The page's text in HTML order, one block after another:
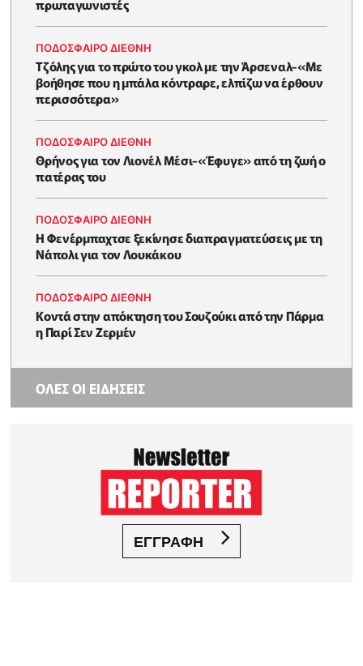
πρωταγωνιστές
ΠΟΔΟΣΦΑΙΡΟ ΔΙΕΘΝΗ
Τζόλης για το πρώτο του γκολ με την Άρσεναλ-«Με
βοήθησε που η μπάλα κόντραρε, ελπίζω να έρθουν
περισσότερα»
ΠΟΔΟΣΦΑΙΡΟ ΔΙΕΘΝΗ
Θρήνος για τον Λιονέλ Μέσι-«Έφυγε» από τη ζωή ο
πατέρας του
ΠΟΔΟΣΦΑΙΡΟ ΔΙΕΘΝΗ
Η Φενέρμπαχτσε ξεκίνησε διαπραγματεύσεις με τη
Νάπολι για τον Λουκάκου
ΠΟΔΟΣΦΑΙΡΟ ΔΙΕΘΝΗ
Κοντά στην απόκτηση του Σουζούκι από την Πάρμα
η Παρί Σεν Ζερμέν
ΟΛΕΣ ΟΙ ΕΙΔΗΣΕΙΣ
ΕΓΓΡΑΦΗ